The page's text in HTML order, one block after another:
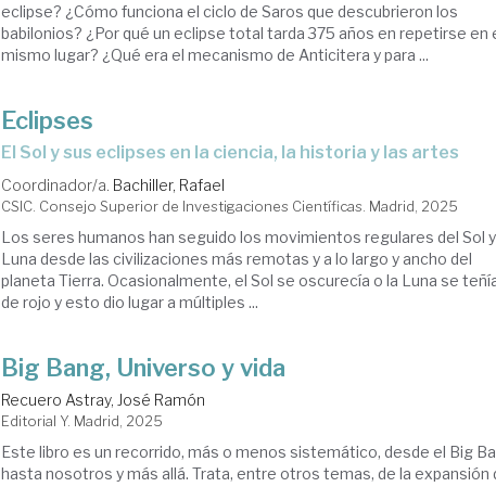
eclipse? ¿Cómo funciona el ciclo de Saros que descubrieron los
babilonios? ¿Por qué un eclipse total tarda 375 años en repetirse en
mismo lugar? ¿Qué era el mecanismo de Anticitera y para ...
Eclipses
El Sol y sus eclipses en la ciencia, la historia y las artes
Coordinador/a. Bachiller, Rafael
CSIC. Consejo Superior de Investigaciones Científicas. Madrid, 2025
Los seres humanos han seguido los movimientos regulares del Sol
Luna desde las civilizaciones más remotas y a lo largo y ancho del
planeta Tierra. Ocasionalmente, el Sol se oscurecía o la Luna se
de rojo y esto dio lugar a múltiples ...
Big Bang, Universo y vida
Recuero Astray, José Ramón
Editorial Y. Madrid, 2025
Este libro es un recorrido, más o menos sistemático, desde el Big
hasta nosotros y más allá. Trata, entre otros temas, de la expansión